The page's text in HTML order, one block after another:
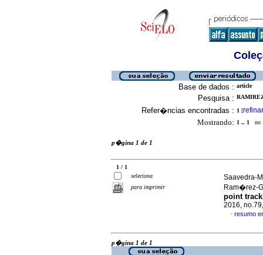
Base de dados : article
Pesquisa :
Refer�ncias encontradas : 1 [refinar
Mostrando: 1 .. 1 no
p�gina 1 de 1
1 / 1
seleciona
para imprimir
Saavedra-
Ram�rez-
point
2016,
· resumo
p�gina 1 de 1